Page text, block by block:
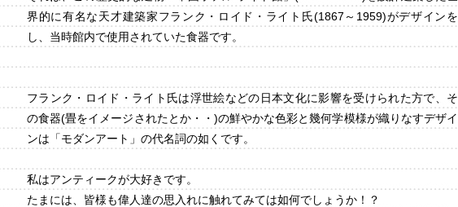
界的に有名な天才建築家フランク・ロイド・ライト氏(1867～1959)がデザインを
し、当時館内で使用されていた食器です。
フランク・ロイド・ライト氏は浮世絵などの日本文化に影響を受けられた方で、そ
の食器(畳をイメージされたとか・・)の鮮やかな色彩と幾何学模様が織りなすデザイ
ンは「モダンアート」の代名詞の如くです。
私はアンティークが大好きです。
たまには、皆様も偉人達の思入れに触れてみては如何でしょうか！？